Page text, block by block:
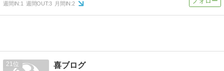
週間IN:1 週間OUT:3 月間IN:2
21 喜ブログ